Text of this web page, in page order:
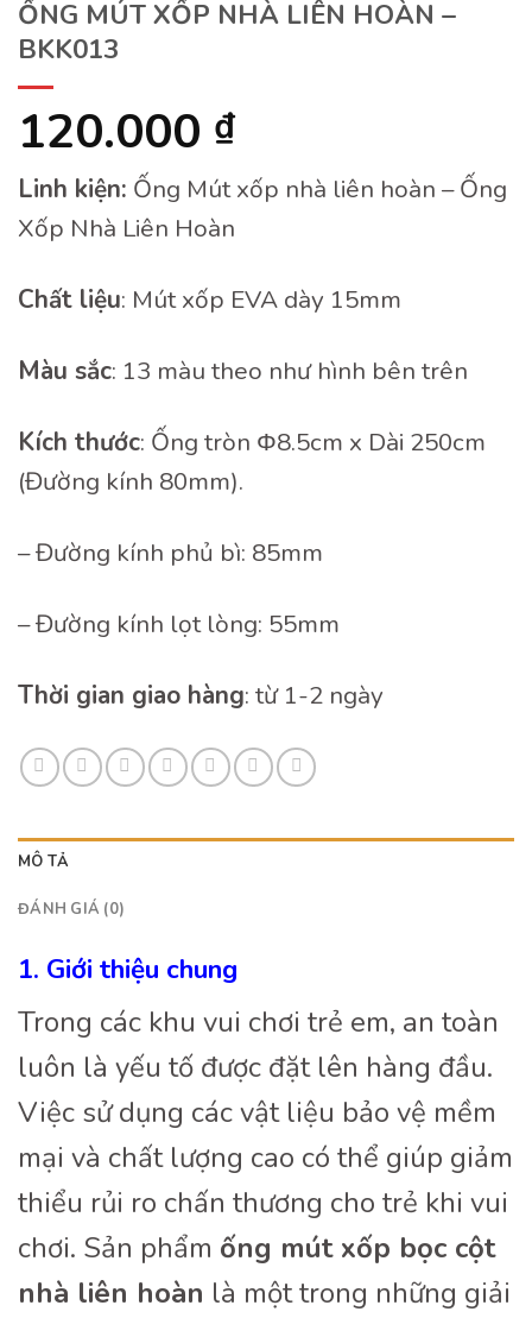
ỐNG MÚT XỐP NHÀ LIÊN HOÀN –
BKK013
120.000 ₫
Linh kiện: Ống Mút xốp nhà liên hoàn – Ống
Xốp Nhà Liên Hoàn
Chất liệu: Mút xốp EVA dày 15mm
Màu sắc: 13 màu theo như hình bên trên
Kích thước: Ống tròn Φ8.5cm x Dài 250cm
(Đường kính 80mm).
– Đường kính phủ bì: 85mm
– Đường kính lọt lòng: 55mm
Thời gian giao hàng: từ 1-2 ngày
MÔ TẢ
ĐÁNH GIÁ (0)
1. Giới thiệu chung
Trong các khu vui chơi trẻ em, an toàn
luôn là yếu tố được đặt lên hàng đầu.
Việc sử dụng các vật liệu bảo vệ mềm
mại và chất lượng cao có thể giúp giảm
thiểu rủi ro chấn thương cho trẻ khi vui
chơi. Sản phẩm ống mút xốp bọc cột
nhà liên hoàn là một trong những giải